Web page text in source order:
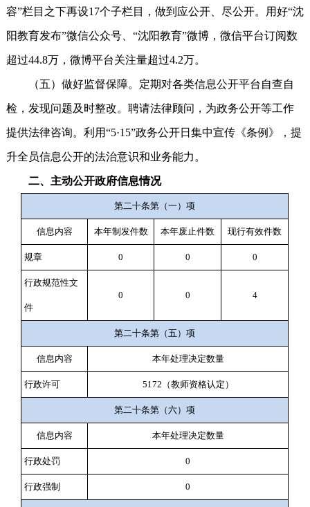
容”栏目之下再设17个子栏目，做到应公开、尽公开。用好“沈
阳教育发布”微信公众号、“沈阳教育”微博，微信平台订阅数
超过44.8万，微博平台关注量超过4.2万。
（五）做好监督保障。定期对各类信息公开平台自查自
检，发现问题及时整改。聘请法律顾问，为政务公开等工作
提供法律咨询。利用“5·15”政务公开日集中宣传《条例》，提
升全员信息公开的法治意识和业务能力。
二、主动公开政府信息情况
第二十条第（一）项
信息内容 本年制发件数 本年废止件数 现行有效件数
规章 0 0 0
行政规范性文
件
0 0 4
第二十条第（五）项
信息内容 本年处理决定数量
行政许可 5172 （教师资格认定）
第二十条第（六）项
信息内容 本年处理决定数量
行政处罚 0
行政强制 0